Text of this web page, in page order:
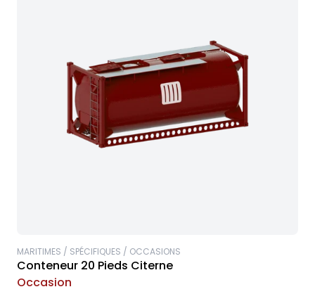
MARITIMES / SPÉCIFIQUES / OCCASIONS
Conteneur 20 Pieds Citerne
Occasion